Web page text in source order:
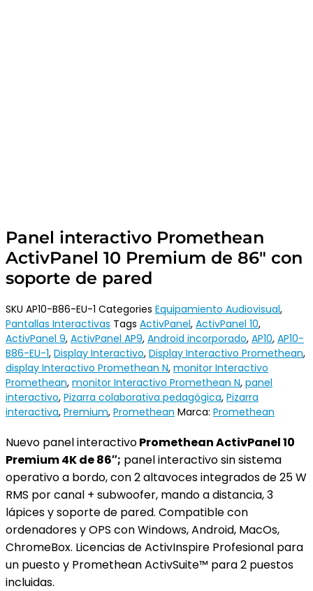
Panel interactivo Promethean
ActivPanel 10 Premium de 86″ con
soporte de pared
SKU AP10-B86-EU-1 Categories Equipamiento Audiovisual,
Pantallas Interactivas Tags ActivPanel, ActivPanel 10,
ActivPanel 9, ActivPanel AP9, Android incorporado, AP10, AP10-
B86-EU-1, Display Interactivo, Display Interactivo Promethean,
display Interactivo Promethean N, monitor Interactivo
Promethean, monitor Interactivo Promethean N, panel
interactivo, Pizarra colaborativa pedagógica, Pizarra
interactiva, Premium, Promethean Marca: Promethean
Nuevo panel interactivoPromethean ActivPanel 10
Premium 4K de 86″; panel interactivo sin sistema
operativo a bordo, con 2 altavoces integrados de 25 W
RMS por canal + subwoofer, mando a distancia, 3
lápices y soporte de pared. Compatible con
ordenadores y OPS con Windows, Android, MacOs,
ChromeBox. Licencias de ActivInspire Profesional para
un puesto y Promethean ActivSuite™ para 2 puestos
incluidas.